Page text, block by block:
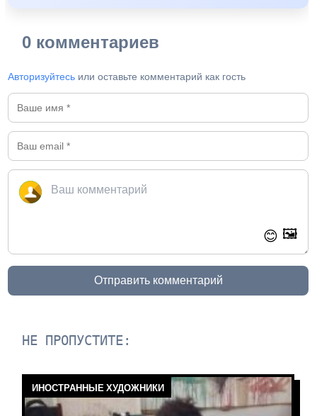
0 комментариев
Авторизуйтесь или оставьте комментарий как гость
😊 🖼️
Отправить комментарий
НЕ ПРОПУСТИТЕ:
ИНОСТРАННЫЕ ХУДОЖНИКИ